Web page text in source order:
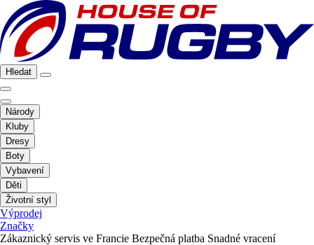
Hledat
Národy
Kluby
Dresy
Boty
Vybavení
Děti
Životní styl
Výprodej
Značky
Zákaznický servis ve Francie Bezpečná platba Snadné vracení